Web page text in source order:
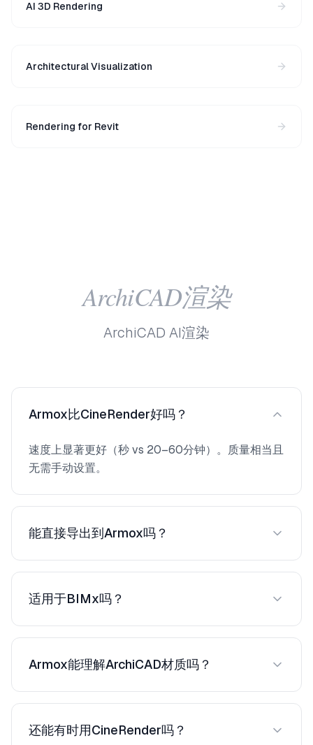
AI 3D Rendering
Architectural Visualization
Rendering for Revit
ArchiCAD渲染
ArchiCAD AI渲染
Armox比CineRender好吗？
速度上显著更好（秒 vs 20–60分钟）。质量相当且
无需手动设置。
能直接导出到Armox吗？
将3D视图导出为PNG/JPEG，然后上传。不到一分
适用于BIMx吗？
从BIMx捕获视图并上传。ArchiCAD 3D窗口效果最
Armox能理解ArchiCAD材质吗？
能。即使基本表面颜色也能识别并增强为照片级真
还能有时用CineRender吗？